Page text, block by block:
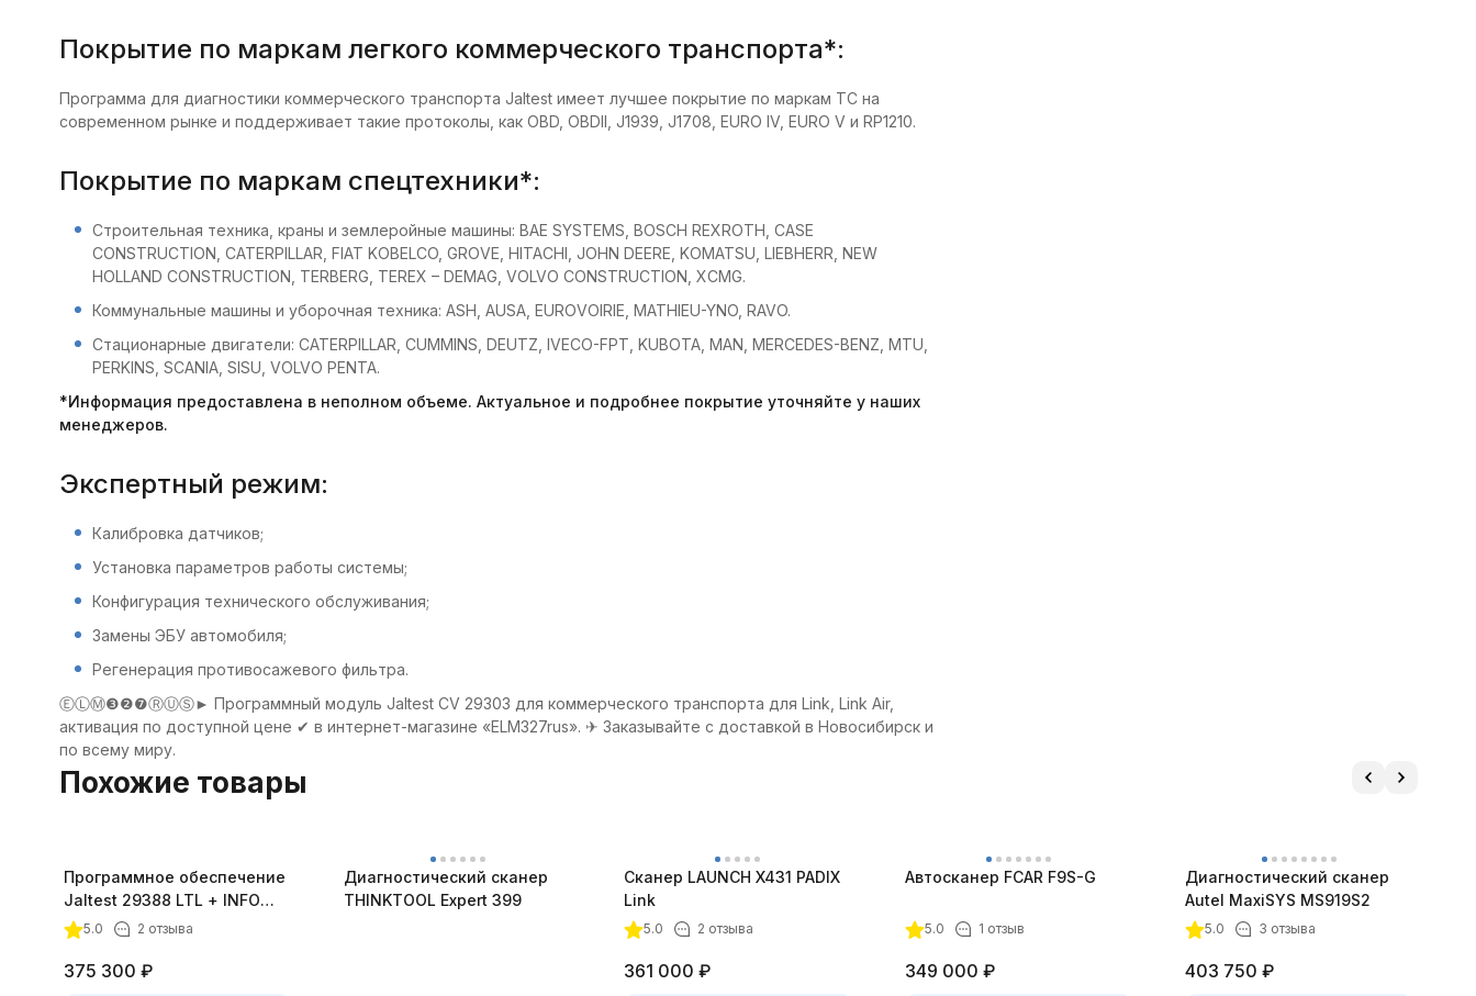
Покрытие по маркам легкого коммерческого транспорта*:
Программа для диагностики коммерческого транспорта Jaltest имеет лучшее покрытие по маркам ТС на
современном рынке и поддерживает такие протоколы, как OBD, OBDII, J1939, J1708, EURO IV, EURO V и RP1210.
Покрытие по маркам спецтехники*:
Строительная техника, краны и землеройные машины: BAE SYSTEMS, BOSCH REXROTH, CASE
CONSTRUCTION, CATERPILLAR, FIAT KOBELCO, GROVE, HITACHI, JOHN DEERE, KOMATSU, LIEBHERR, NEW
HOLLAND CONSTRUCTION, TERBERG, TEREX – DEMAG, VOLVO CONSTRUCTION, XCMG.
Коммунальные машины и уборочная техника: ASH, AUSA, EUROVOIRIE, MATHIEU-YNO, RAVO.
Стационарные двигатели: CATERPILLAR, CUMMINS, DEUTZ, IVECO-FPT, KUBOTA, MAN, MERCEDES-BENZ, MTU,
PERKINS, SCANIA, SISU, VOLVO PENTA.
*Информация предоставлена в неполном объеме. Актуальное и подробнее покрытие уточняйте у наших
менеджеров.
Экспертный режим:
Калибровка датчиков;
Установка параметров работы системы;
Конфигурация технического обслуживания;
Замены ЭБУ автомобиля;
Регенерация противосажевого фильтра.
ⒺⓁⓂ❸❷❼ⓇⓊⓈ► Программный модуль Jaltest СV 29303 для коммерческого транспорта для Link, Link Air,
активация по доступной цене ✔ в интернет-магазине «ELM327rus». ✈ Заказывайте с доставкой в Новосибирск и
по всему миру.
Похожие товары
Программное обеспечение
Jaltest 29388 LTL + INFO
Online, лицензия 30
5.0 2 отзыва
375 300 ₽
Диагностический сканер
THINKTOOL Expert 399
Сканер LAUNCH X431 PADIX
Link
5.0 2 отзыва
361 000 ₽
Автосканер FCAR F9S-G
5.0 1 отзыв
349 000 ₽
Диагностический сканер
Autel MaxiSYS MS919S2
5.0 3 отзыва
403 750 ₽